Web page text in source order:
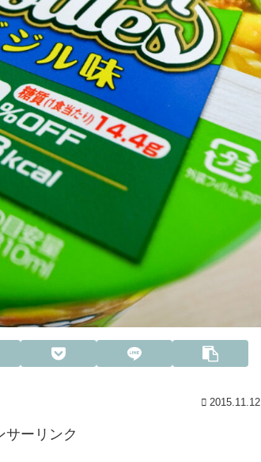
2015.11.12
サーリンク